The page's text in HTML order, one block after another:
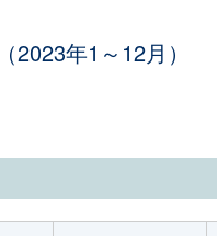
年1～12月）